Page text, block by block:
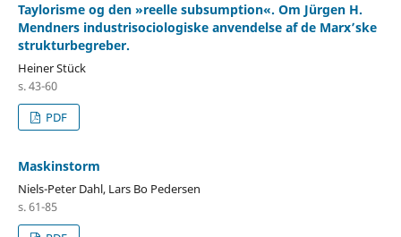
Taylorisme og den »reelle subsumption«. Om Jürgen H.
Mendners industrisociologiske anvendelse af de Marx’ske
strukturbegreber.
Heiner Stück
s. 43-60
PDF
Maskinstorm
Niels-Peter Dahl, Lars Bo Pedersen
s. 61-85